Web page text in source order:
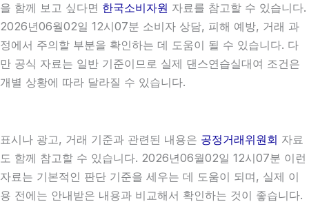
을 함께 보고 싶다면 한국소비자원 자료를 참고할 수 있습니다.
2026년06월02일 12시07분 소비자 상담, 피해 예방, 거래 과
정에서 주의할 부분을 확인하는 데 도움이 될 수 있습니다. 다
만 공식 자료는 일반 기준이므로 실제 댄스연습실대여 조건은
개별 상황에 따라 달라질 수 있습니다.
표시나 광고, 거래 기준과 관련된 내용은 공정거래위원회 자료
도 함께 참고할 수 있습니다. 2026년06월02일 12시07분 이런
자료는 기본적인 판단 기준을 세우는 데 도움이 되며, 실제 이
용 전에는 안내받은 내용과 비교해서 확인하는 것이 좋습니다.